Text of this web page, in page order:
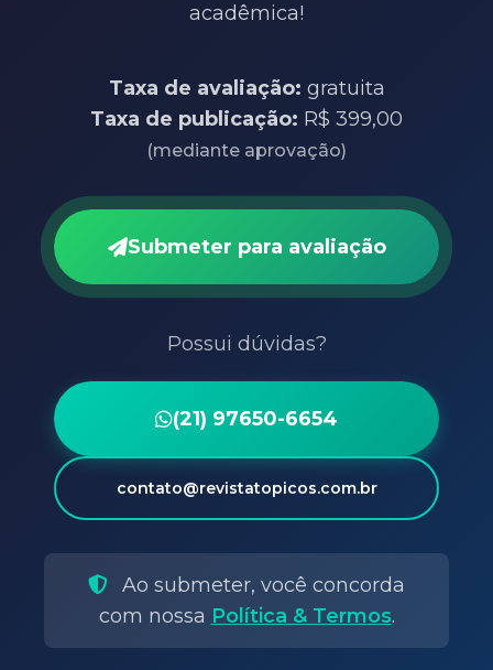
acadêmica!
Taxa de avaliação: gratuita
Taxa de publicação: R$ 399,00
(mediante aprovação)
Submeter para avaliação
Possui dúvidas?
(21) 97650-6654
contato@revistatopicos.com.br
Ao submeter, você concorda
com nossa Política & Termos.